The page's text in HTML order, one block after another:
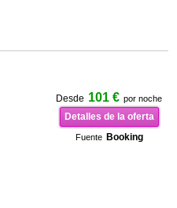
Desde 101 € por noche
Detalles de la oferta
Fuente Booking